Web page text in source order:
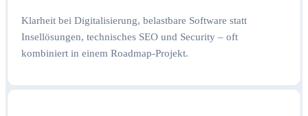
Klarheit bei Digitalisierung, belastbare Software statt
Insellösungen, technisches SEO und Security – oft
kombiniert in einem Roadmap-Projekt.